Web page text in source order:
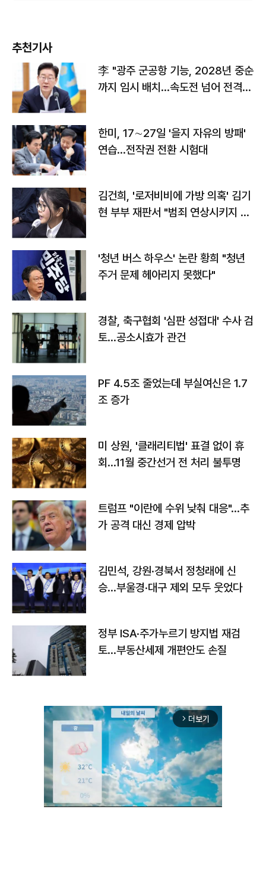
추천기사
李 "광주 군공항 기능, 2028년 중순
까지 임시 배치…속도전 넘어 전격
한미, 17∼27일 '을지 자유의 방패'
연습…전작권 전환 시험대
김건희, '로저비비에 가방 의혹' 김기
현 부부 재판서 "범죄 연상시키지 말
'청년 버스 하우스' 논란 황희 "청년
주거 문제 헤아리지 못했다"
경찰, 축구협회 '심판 성접대' 수사 검
토…공소시효가 관건
PF 4.5조 줄었는데 부실여신은 1.7
조 증가
미 상원, '클래리티법' 표결 없이 휴
회…11월 중간선거 전 처리 불투명
트럼프 "이란에 수위 낮춰 대응"…추
가 공격 대신 경제 압박
김민석, 강원·경북서 정청래에 신
승…부울경·대구 제외 모두 웃었다
정부 ISA·주가누르기 방지법 재검
토…부동산세제 개편안도 손질
arrow_forward_ios 더보기